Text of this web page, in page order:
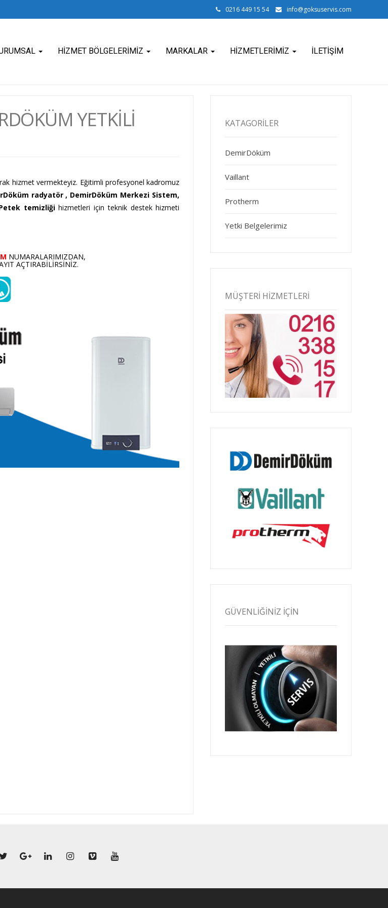
0216 449 15 54 info@goksuservis.com
HIZMET BÖLGELERIMIZ MARKALAR HIZMETLERIMIZ İLETIŞIM
YETKILI
hizmet vermekteyiz. Eğitimli profesyonel kadromuz
radyatör , DemirDöküm Merkezi Sistem,
temizliğihizmetleri için teknik destek hizmeti
NUMARALARIMIZDAN,
AÇTIRABILIRSINIZ.
KATAGORILER
DemirDöküm
Vaillant
Protherm
Yetki Belgelerimiz
MÜŞTERI HIZMETLERI
GÜVENLIĞINIZ İÇIN